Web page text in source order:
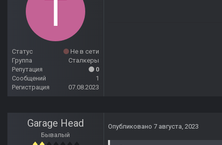
Статус
Не в сети
Группа
Сталкеры
Репутация
0
Сообщений
1
Регистрация
07.08.2023
Garage Head
Бывалый
Опубликовано 7 августа, 2023